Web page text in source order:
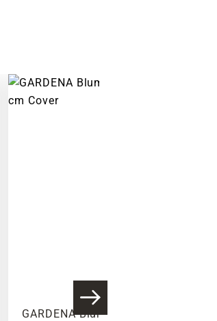
GARDENA Blumenkelle, Stahl,